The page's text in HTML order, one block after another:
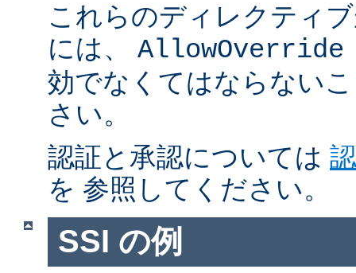
これらのディレクティ
には、 AllowOverride
効でなくてはならない
さい。
認証と承認については
を 参照してください。
SSI の例